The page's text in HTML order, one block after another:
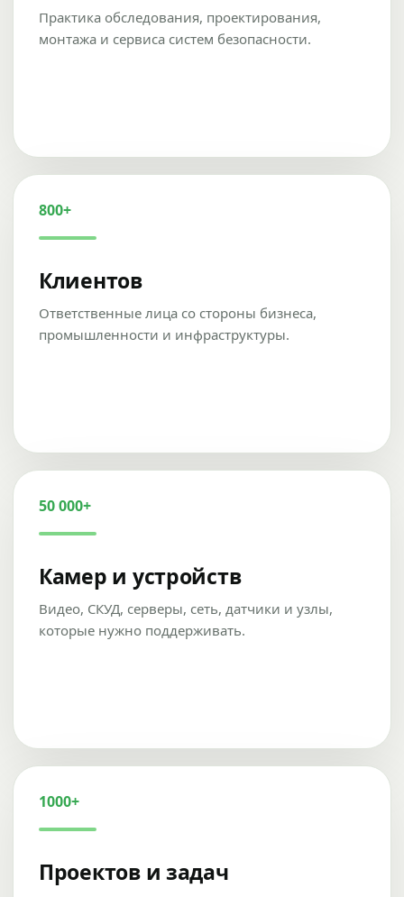
Практика обследования, проектирования,
монтажа и сервиса систем безопасности.
800+
Клиентов
Ответственные лица со стороны бизнеса,
промышленности и инфраструктуры.
50 000+
Камер и устройств
Видео, СКУД, серверы, сеть, датчики и узлы,
которые нужно поддерживать.
1000+
Проектов и задач